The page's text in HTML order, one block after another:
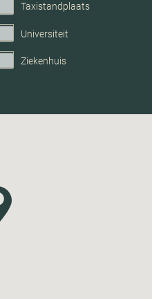
Taxistandplaats
Universiteit
Ziekenhuis